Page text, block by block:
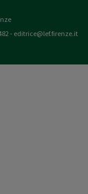
- editrice@lef.firenze.it